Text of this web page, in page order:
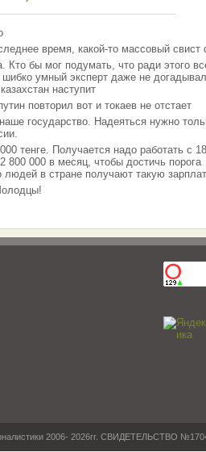
время, какой-то массовый свист
бы мог подумать, что ради этого
умный эксперт даже не
наступит
повторил вот и токаев не отстает
государство. Надеяться нужно
тенге. Получается надо работать с
800 000 в месяц, чтобы достичь порога
людей в стране получают такую
2006- 2026гг. СВИДЕТЕЛЬСТВО